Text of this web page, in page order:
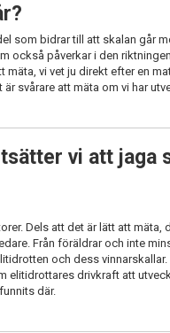
som bidrar till att skalan går
också påverkar i den
mäta, vi vet ju direkt efter en
svårare att mäta om vi har
vi att jaga
Dels att det är lätt att mäta,
Från föräldrar och inte
och dess
elitidrottares drivkraft att
där.